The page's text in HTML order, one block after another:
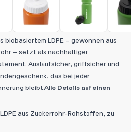
biobasiertem LDPE – gewonnen aus
– setzt als nachhaltiger
Auslaufsicher, griffsicher und
das bei jeder
bleibt.Alle Details auf einen
aus Zuckerrohr-Rohstoffen, zu